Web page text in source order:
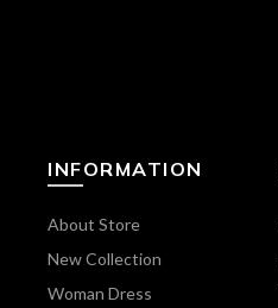
INFORMATION
About Store
New Collection
Woman Dress